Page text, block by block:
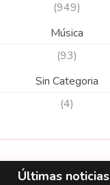
(949)
Música
(93)
Sin Categoria
(4)
Últimas noticias